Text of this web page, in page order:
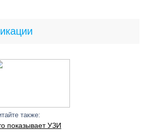
также:
показывает УЗИ